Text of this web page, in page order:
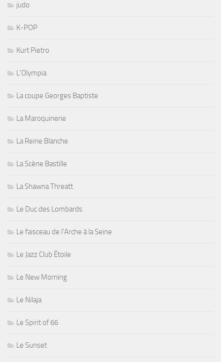
judo
K-POP
Kurt Pietro
L'Olympia
La coupe Georges Baptiste
La Maroquinerie
La Reine Blanche
La Scène Bastille
La Shawna Threatt
Le Duc des Lombards
Le faisceau de l'Arche à la Seine
Le Jazz Club Étoile
Le New Morning
Le Nilaja
Le Spirit of 66
Le Sunset